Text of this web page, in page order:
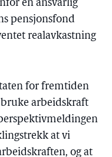
en ansvarlig
pensjonsfond
realavkastning
for fremtiden
bruke arbeidskraft
at vi
og at